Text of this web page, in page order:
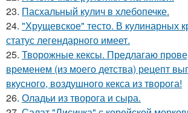
23. Пасхальный кулич в хлебопечке.
24. "Хрущевское" тесто. В кулинарных
статус легендарного имеет.
25. Творожные кексы. Предлагаю
временем (из моего детства) рецепт
вкусного, воздушного кекса из творога!
26. Оладьи из творога и сыра.